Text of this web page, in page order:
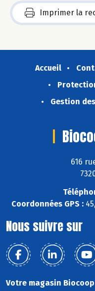
Imprimer la
Accueil
Gestion
616
Coordonnées GPS :
Nous suivre sur
Votre magasin